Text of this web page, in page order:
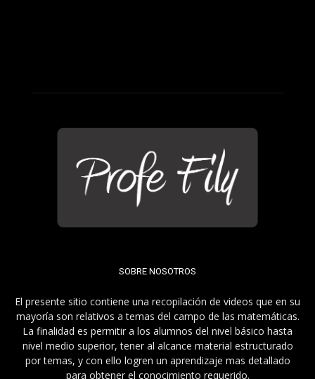
SOBRE NOSOTROS
El presente sitio contiene una recopilación de videos que en su
mayoría son relativos a temas del campo de las matemáticas.
La finalidad es permitir a los alumnos del nivel básico hasta
nivel medio superior, tener al alcance material estructurado
por temas, y con ello logren un aprendizaje mas detallado
para obtener el conocimiento requerido.